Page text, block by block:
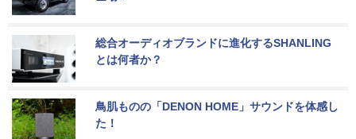
総合オーディオブランドに進化するSHANLING
とは何者か？
鳥肌ものの「DENON HOME」サウンドを体感し
た！